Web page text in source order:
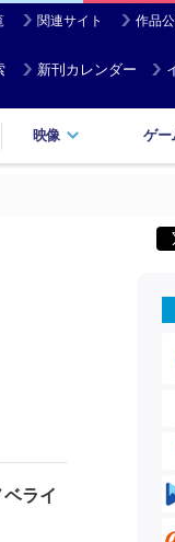
関連サイト 作品
新刊カレンダー
映像 ゲー
ライ